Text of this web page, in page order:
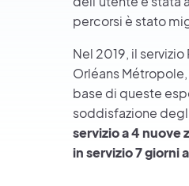
percorsi è stato
Nel 2019, il
Orléans
base di queste
soddisfazione
servizio a 4 nuove
in servizio 7 giorni